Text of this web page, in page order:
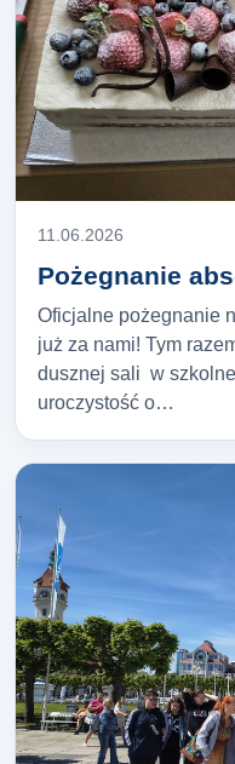
11.06.2026
Pożegnanie
Oficjalne pożegnanie
już za nami! Tym
dusznej sali w
uroczystość o…